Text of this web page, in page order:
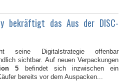
bekräftigt das Aus der DISC-
seine Digitalstrategie offenbar
sichtbar. Auf neuen Verpackungen
5 befindet sich inzwischen ein
bereits vor dem Auspacken...